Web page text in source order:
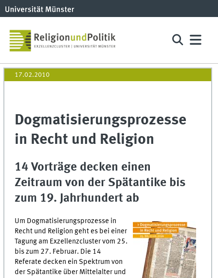
17.02.2010
Dogmatisierungsprozesse
in Recht und Religion
14 Vorträge decken einen
Zeitraum von der Spätantike bis
zum 19. Jahrhundert ab
Um Dogmatisierungsprozesse in
Recht und Religion geht es bei einer
Tagung am Exzellenzcluster vom 25.
bis zum 27. Februar. Die 14
Referate decken ein Spektrum von
der Spätantike über Mittelalter und